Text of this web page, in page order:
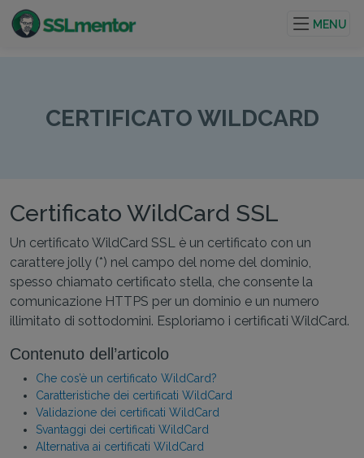
internet.
MENU
CERTIFICATO WILDCARD
Certificato WildCard SSL
Un certificato WildCard SSL è un certificato con un
carattere jolly (*) nel campo del nome del dominio,
spesso chiamato certificato stella, che consente la
comunicazione HTTPS per un dominio e un numero
illimitato di sottodomini. Esploriamo i certificati WildCard.
Contenuto dell’articolo
Che cos’è un certificato WildCard?
Caratteristiche dei certificati WildCard
Validazione dei certificati WildCard
Svantaggi dei certificati WildCard
Alternativa ai certificati WildCard